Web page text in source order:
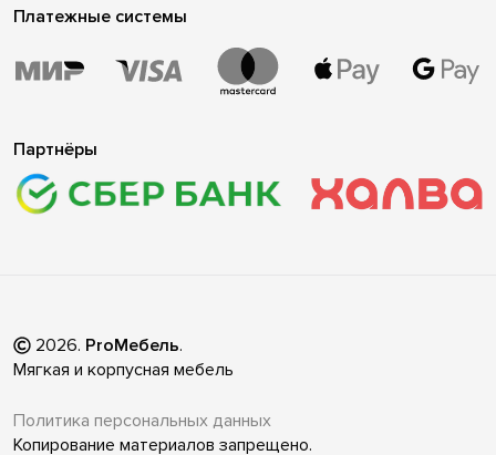
Платежные системы
Партнёры
2026. ProМебель.
Мягкая и корпусная мебель
Политика персональных данных
Копирование материалов запрещено.